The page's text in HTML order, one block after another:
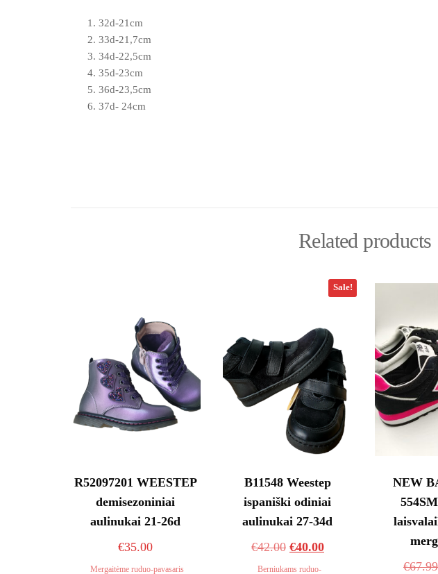
32d-21cm
33d-21,7cm
34d-22,5cm
35d-23cm
36d-23,5cm
37d- 24cm
Related products
R52097201 WEESTEP
demisezoniniai
aulinukai 21-26d
€35.00
Mergaitėme ruduo-pavasaris
Sale!
B11548 Weestep
ispaniški odiniai
aulinukai 27-34d
€42.00 Original
price
€40.00Current
Berniukams ruduo-
NEW
€67.99